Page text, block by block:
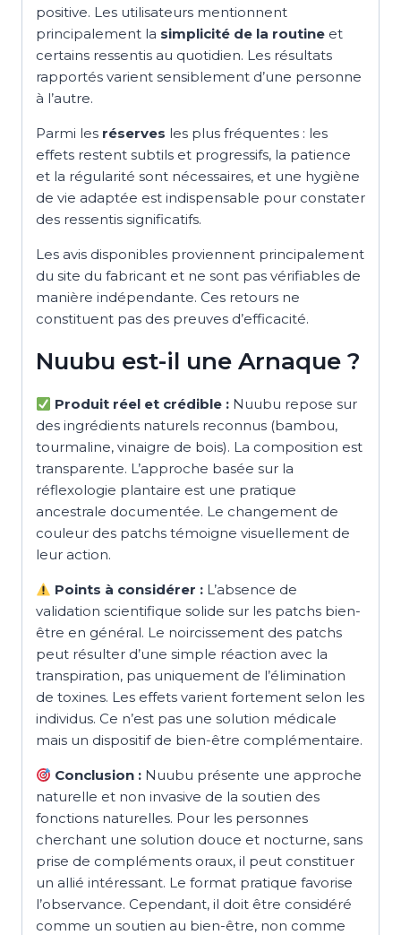
positive. Les utilisateurs mentionnent
principalement la simplicité de la routine et
certains ressentis au quotidien. Les résultats
rapportés varient sensiblement d’une personne
à l’autre.
Parmi les réserves les plus fréquentes : les
effets restent subtils et progressifs, la patience
et la régularité sont nécessaires, et une hygiène
de vie adaptée est indispensable pour constater
des ressentis significatifs.
Les avis disponibles proviennent principalement
du site du fabricant et ne sont pas vérifiables de
manière indépendante. Ces retours ne
constituent pas des preuves d’efficacité.
Nuubu est-il une Arnaque ?
Produit réel et crédible : Nuubu repose sur
des ingrédients naturels reconnus (bambou,
tourmaline, vinaigre de bois). La composition est
transparente. L’approche basée sur la
réflexologie plantaire est une pratique
ancestrale documentée. Le changement de
couleur des patchs témoigne visuellement de
leur action.
Points à considérer : L’absence de
validation scientifique solide sur les patchs bien-
être en général. Le noircissement des patchs
peut résulter d’une simple réaction avec la
transpiration, pas uniquement de l’élimination
de toxines. Les effets varient fortement selon les
individus. Ce n’est pas une solution médicale
mais un dispositif de bien-être complémentaire.
Conclusion : Nuubu présente une approche
naturelle et non invasive de la soutien des
fonctions naturelles. Pour les personnes
cherchant une solution douce et nocturne, sans
prise de compléments oraux, il peut constituer
un allié intéressant. Le format pratique favorise
l’observance. Cependant, il doit être considéré
comme un soutien au bien-être, non comme